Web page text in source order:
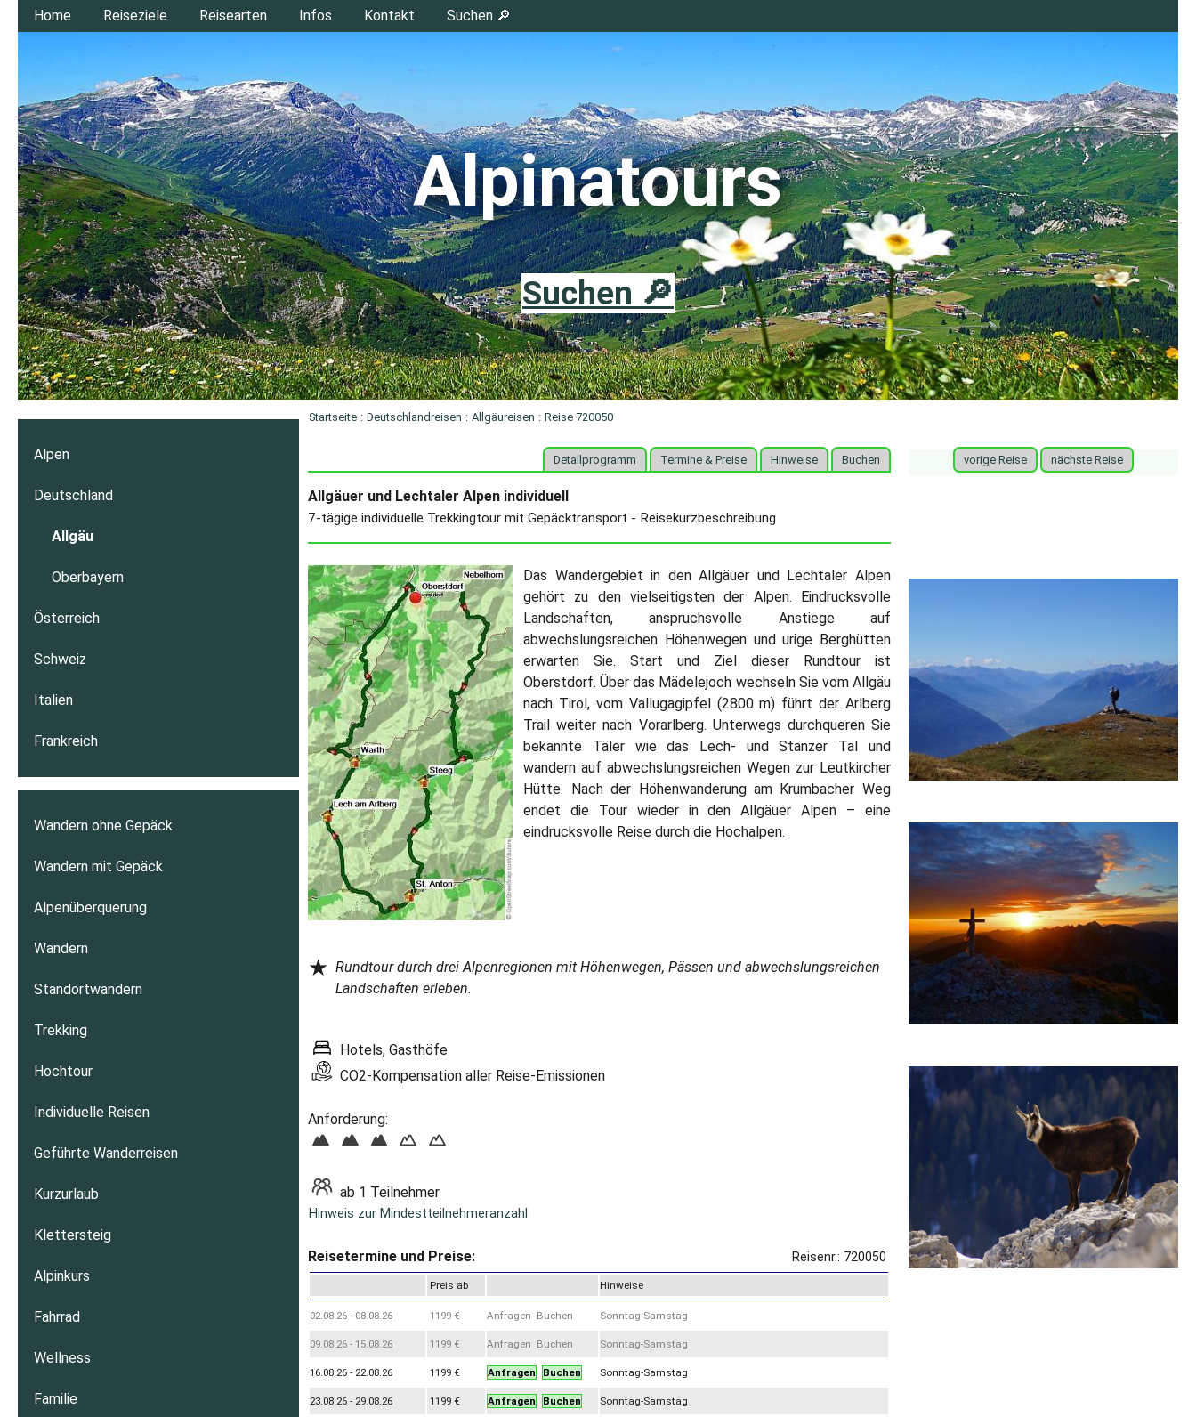
Home Reiseziele Reisearten Infos Kontakt Suchen 🔎
Suchen 🔎
Alpinatours
Startseite : Deutschlandreisen : Allgäureisen : Reise 720050
Detailprogramm Termine & Preise Hinweise Buchen
Allgäuer und Lechtaler Alpen individuell
7-tägige individuelle Trekkingtour mit Gepäcktransport - Reisekurzbeschreibung
Das Wandergebiet in den Allgäuer und Lechtaler Alpen
gehört zu den vielseitigsten der Alpen. Eindrucksvolle
Landschaften, anspruchsvolle Anstiege auf
abwechslungsreichen Höhenwegen und urige Berghütten
erwarten Sie. Start und Ziel dieser Rundtour ist
Oberstdorf. Über das Mädelejoch wechseln Sie vom Allgäu
nach Tirol, vom Vallugagipfel (2800 m) führt der Arlberg
Trail weiter nach Vorarlberg. Unterwegs durchqueren Sie
bekannte Täler wie das Lech- und Stanzer Tal und
wandern auf abwechslungsreichen Wegen zur Leutkircher
Hütte. Nach der Höhenwanderung am Krumbacher Weg
endet die Tour wieder in den Allgäuer Alpen – eine
eindrucksvolle Reise durch die Hochalpen.
★ Rundtour durch drei Alpenregionen mit Höhenwegen, Pässen und abwechslungsreichen
Landschaften erleben.
Hotels, Gasthöfe
CO2-Kompensation aller Reise-Emissionen
Anforderung:
ab 1 Teilnehmer
Hinweis zur Mindestteilnehmeranzahl
Reisetermine und Preise: Reisenr.: 720050
Preis ab Hinweise
02.08.26 - 08.08.26 1199 € Anfragen Buchen Sonntag-Samstag
09.08.26 - 15.08.26 1199 € Anfragen Buchen Sonntag-Samstag
16.08.26 - 22.08.26 1199 € Anfragen Buchen Sonntag-Samstag
23.08.26 - 29.08.26 1199 € Anfragen Buchen Sonntag-Samstag
Alpen
Deutschland
Allgäu
Oberbayern
Österreich
Schweiz
Italien
Frankreich
Wandern ohne Gepäck
Wandern mit Gepäck
Alpenüberquerung
Wandern
Standortwandern
Trekking
Hochtour
Individuelle Reisen
Geführte Wanderreisen
Kurzurlaub
Klettersteig
Alpinkurs
Fahrrad
Wellness
Familie
vorige Reise nächste Reise